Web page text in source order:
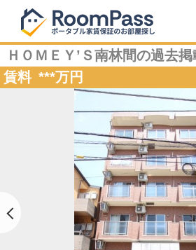
ＨＯＭＥＹ’Ｓ南林間の過去
賃料 ***万円